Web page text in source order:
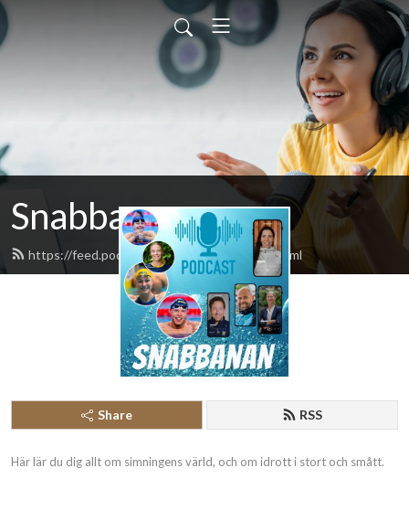
Snabbanan
https://feed.podbean.com/ostromberg/feed.xml
Share RSS
Här lär du dig allt om simningens värld, och om idrott i stort och smått.